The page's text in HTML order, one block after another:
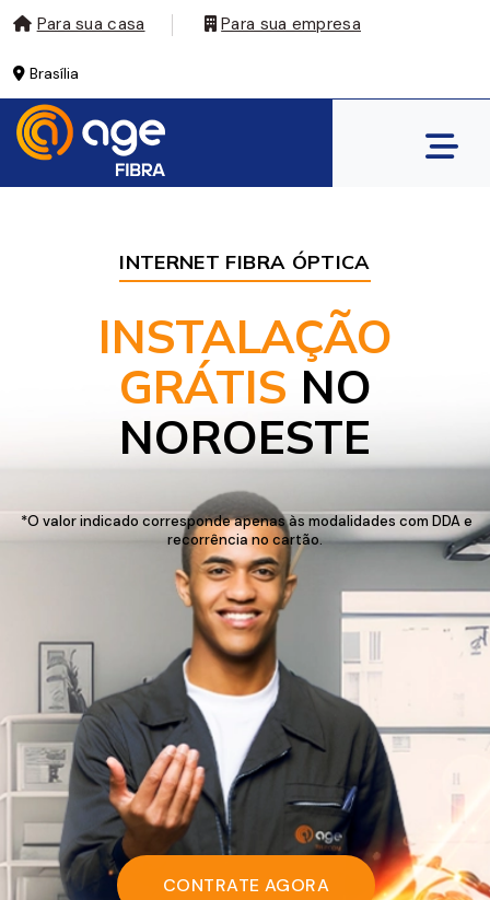
Para sua casa Para sua empresa
Brasília
INTERNET FIBRA ÓPTICA
INSTALAÇÃO
GRÁTIS NO
NOROESTE
*O valor indicado corresponde apenas às modalidades com DDA e
recorrência no cartão.
CONTRATE AGORA